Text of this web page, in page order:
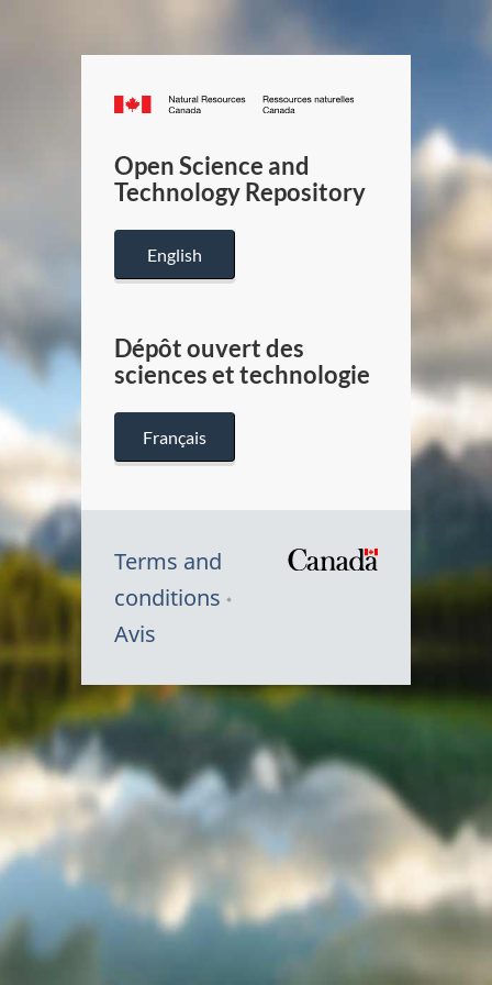
Canada.ca
/
Canada
Open Science and
Technology Repository
English
Dépôt ouvert des
sciences et technologie
Français
Terms and
conditions
Avis
Symbole
du